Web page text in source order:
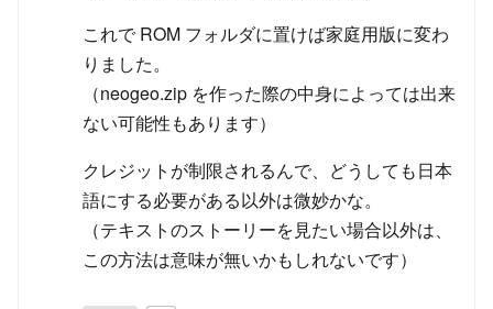
これで ROM フォルダに置けば家庭用版に変わ
りました。
（neogeo.zip を作った際の中身によっては出来
ない可能性もあります）
クレジットが制限されるんで、どうしても日本
語にする必要がある以外は微妙かな。
（テキストのストーリーを見たい場合以外は、
この方法は意味が無いかもしれないです）